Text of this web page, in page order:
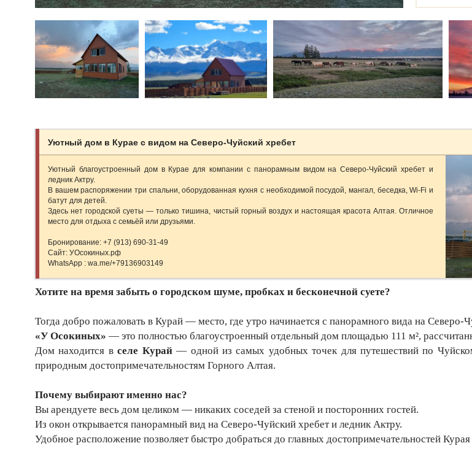
Уютный дом в Курае с видом на Северо-Чуйский хребет
Уютный благоустроенный дом в Курае для компании с панорамным видом на Северо-Чуйский хребет и
ледник Актру.
В вашем распоряжении три спальни, оборудованная кухня с необходимой посудой, мангал, беседка, Wi-Fi и
батут для детей.
Здесь нет городской суеты — только тишина, чистый горный воздух и настоящая красота Алтая. Отличное
место для отдыха с семьёй или друзьями.
Бронирование: +7 (913) 690-31-49
Сайт: УОсокиных.рф
WhatsApp : wa.me/+79136903149
Хотите на время забыть о городском шуме, пробках и бесконечной суете?
Тогда добро пожаловать в Курай — место, где утро начинается с панорамного вида на Северо-
«У Осокиных» — это полностью благоустроенный отдельный дом площадью 111 м²,
Дом находится вселе Курай— одной из самых удобных точек для путешествий по
природным достопримечательностям Горного Алтая.
Почему выбирают именно нас?
Вы арендуете весь дом целиком — никаких соседей за стеной и посторонних гостей.
Из окон открывается панорамный вид на Северо-Чуйский хребет и ледник Актру.
Удобное расположение позволяет быстро добраться до главных достопримечательностей Курая